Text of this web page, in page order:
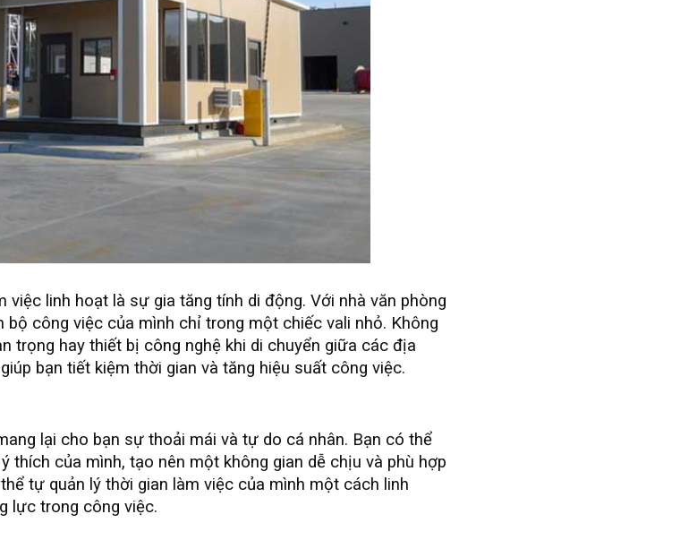
việc linh hoạt là sự gia tăng tính di động. Với nhà văn phòng
bộ công việc của mình chỉ trong một chiếc vali nhỏ. Không
trọng hay thiết bị công nghệ khi di chuyển giữa các địa
bạn tiết kiệm thời gian và tăng hiệu suất công việc.
lại cho bạn sự thoải mái và tự do cá nhân. Bạn có thể
thích của mình, tạo nên một không gian dễ chịu và phù hợp
tự quản lý thời gian làm việc của mình một cách linh
lực trong công việc.